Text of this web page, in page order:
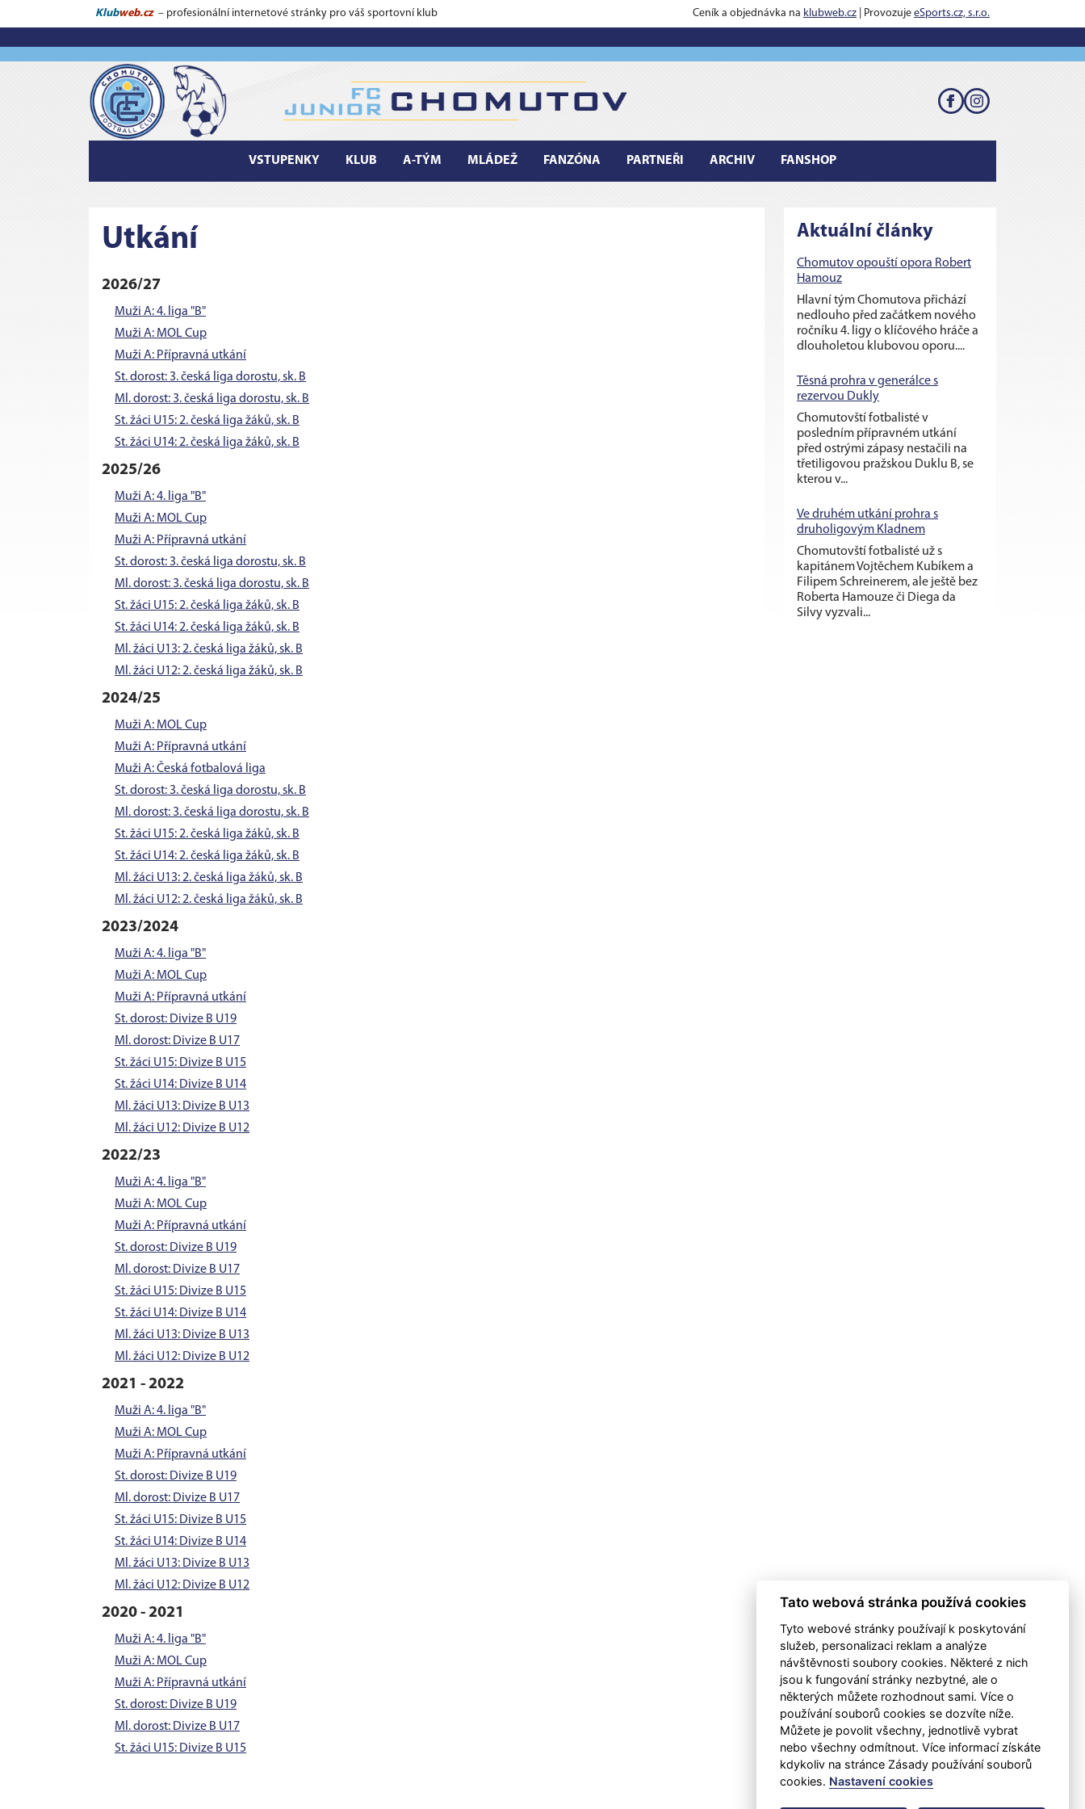
Klubweb.cz – profesionální internetové stránky pro váš sportovní klub Ceník a objednávka na klubweb.cz | Provozuje eSports.cz, s.r.o.
VSTUPENKY KLUB A-TÝM MLÁDEŽ FANZÓNA PARTNEŘI ARCHIV FANSHOP
Utkání
2026/27
Muži A: 4. liga "B"
Muži A: MOL Cup
Muži A: Přípravná utkání
St. dorost: 3. česká liga dorostu, sk. B
Ml. dorost: 3. česká liga dorostu, sk. B
St. žáci U15: 2. česká liga žáků, sk. B
St. žáci U14: 2. česká liga žáků, sk. B
2025/26
Muži A: 4. liga "B"
Muži A: MOL Cup
Muži A: Přípravná utkání
St. dorost: 3. česká liga dorostu, sk. B
Ml. dorost: 3. česká liga dorostu, sk. B
St. žáci U15: 2. česká liga žáků, sk. B
St. žáci U14: 2. česká liga žáků, sk. B
Ml. žáci U13: 2. česká liga žáků, sk. B
Ml. žáci U12: 2. česká liga žáků, sk. B
2024/25
Muži A: MOL Cup
Muži A: Přípravná utkání
Muži A: Česká fotbalová liga
St. dorost: 3. česká liga dorostu, sk. B
Ml. dorost: 3. česká liga dorostu, sk. B
St. žáci U15: 2. česká liga žáků, sk. B
St. žáci U14: 2. česká liga žáků, sk. B
Ml. žáci U13: 2. česká liga žáků, sk. B
Ml. žáci U12: 2. česká liga žáků, sk. B
2023/2024
Muži A: 4. liga "B"
Muži A: MOL Cup
Muži A: Přípravná utkání
St. dorost: Divize B U19
Ml. dorost: Divize B U17
St. žáci U15: Divize B U15
St. žáci U14: Divize B U14
Ml. žáci U13: Divize B U13
Ml. žáci U12: Divize B U12
2022/23
Muži A: 4. liga "B"
Muži A: MOL Cup
Muži A: Přípravná utkání
St. dorost: Divize B U19
Ml. dorost: Divize B U17
St. žáci U15: Divize B U15
St. žáci U14: Divize B U14
Ml. žáci U13: Divize B U13
Ml. žáci U12: Divize B U12
2021 - 2022
Muži A: 4. liga "B"
Muži A: MOL Cup
Muži A: Přípravná utkání
St. dorost: Divize B U19
Ml. dorost: Divize B U17
St. žáci U15: Divize B U15
St. žáci U14: Divize B U14
Ml. žáci U13: Divize B U13
Ml. žáci U12: Divize B U12
2020 - 2021
Muži A: 4. liga "B"
Muži A: MOL Cup
Muži A: Přípravná utkání
St. dorost: Divize B U19
Ml. dorost: Divize B U17
St. žáci U15: Divize B U15
Aktuální články
Chomutov opouští opora Robert
Hamouz
Hlavní tým Chomutova přichází
nedlouho před začátkem nového
ročníku 4. ligy o klíčového hráče a
dlouholetou klubovou oporu....
Těsná prohra v generálce s
rezervou Dukly
Chomutovští fotbalisté v
posledním přípravném utkání
před ostrými zápasy nestačili na
třetiligovou pražskou Duklu B, se
kterou v...
Ve druhém utkání prohra s
druholigovým Kladnem
Chomutovští fotbalisté už s
kapitánem Vojtěchem Kubíkem a
Filipem Schreinerem, ale ještě bez
Roberta Hamouze či Diega da
Silvy vyzvali...
Tato webová stránka používá cookies
Tyto webové stránky používají k poskytování
služeb, personalizaci reklam a analýze
návštěvnosti soubory cookies. Některé z nich
jsou k fungování stránky nezbytné, ale o
některých můžete rozhodnout sami. Více o
používání souborů cookies se dozvíte níže.
Můžete je povolit všechny, jednotlivě vybrat
nebo všechny odmítnout. Více informací získáte
kdykoliv na stránce Zásady používání souborů
cookies. Nastavení cookies